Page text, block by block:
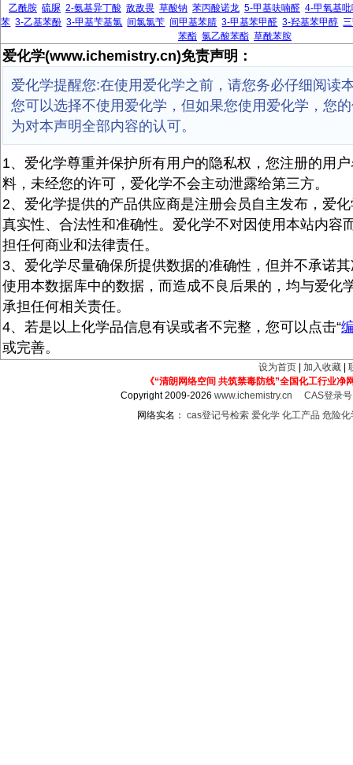
乙酰胺 硫脲 2-氨基异丁酸 敌敌畏 草酸钠 苯丙酸诺龙 5-甲基呋喃醛 4-甲氧基
苯 3-乙基苯酚 3-甲基苄基氯 间氯氯苄 间甲基苯腈 3-甲基苯甲醛 3-羟基苯甲醇
苯酯 氯乙酸苯酯 草酰苯胺
爱化学(www.ichemistry.cn)免责声明：
爱化学提醒您:在使用爱化学之前，请您务必仔细阅读
您可以选择不使用爱化学，但如果您使用爱化学，您
为对本声明全部内容的认可。
1、爱化学尊重并保护所有用户的隐私权，您注册的用
料，未经您的许可，爱化学不会主动泄露给第三方。
2、爱化学提供的产品供应商是注册会员自主发布，爱
真实性、合法性和准确性。爱化学不对因使用本站内容
担任何商业和法律责任。
3、爱化学尽量确保所提供数据的准确性，但并不承诺
使用本数据库中的数据，而造成不良后果的，均与爱化
承担任何相关责任。
4、若是以上化学品信息有误或者不完整，您可以点击“
或完善。
设为首页 加入收藏
《“清朗网络空间 共筑禁毒防线”全国化工行业净
Copyright 2009-2026www.ichemistry.cn
CAS登录
网络实名： cas登记号检索 爱化学 化工产品 危险化